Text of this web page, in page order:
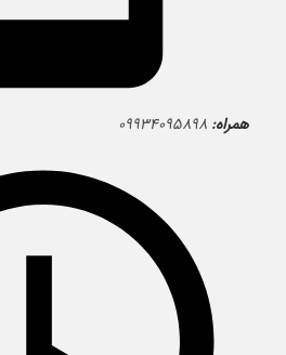
همراه: ۰۹۹۳۴۰۹۵۸۹۸